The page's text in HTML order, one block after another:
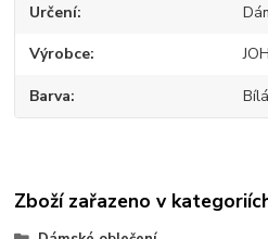
Určení
Výrobce
Barva Bílá
Zboží zařazeno v